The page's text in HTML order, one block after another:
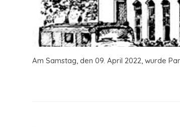
Am Samstag, den 09. April 2022, wurde